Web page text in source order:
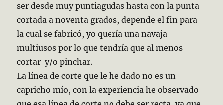
ser desde muy puntiagudas hasta con la punta
cortada a noventa grados, depende el fin para
la cual se fabricó, yo quería una navaja
multiusos por lo que tendría que al menos
cortar y/o pinchar.
La línea de corte que le he dado no es un
capricho mío, con la experiencia he observado